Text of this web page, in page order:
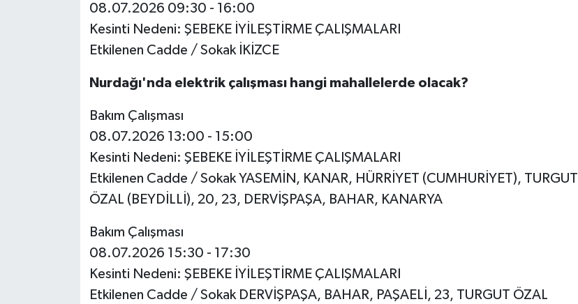
08.07.2026 09:30 - 16:00
Kesinti Nedeni: ŞEBEKE İYİLEŞTİRME ÇALIŞMALARI
Etkilenen Cadde / Sokak İKİZCE
Nurdağı'nda elektrik çalışması hangi mahallelerde olacak?
Bakım Çalışması
08.07.2026 13:00 - 15:00
Kesinti Nedeni: ŞEBEKE İYİLEŞTİRME ÇALIŞMALARI
Etkilenen Cadde / Sokak YASEMİN, KANAR, HÜRRİYET (CUMHURİYET), TURGUT
ÖZAL (BEYDİLLİ), 20, 23, DERVİŞPAŞA, BAHAR, KANARYA
Bakım Çalışması
08.07.2026 15:30 - 17:30
Kesinti Nedeni: ŞEBEKE İYİLEŞTİRME ÇALIŞMALARI
Etkilenen Cadde / Sokak DERVİŞPAŞA, BAHAR, PAŞAELİ, 23, TURGUT ÖZAL